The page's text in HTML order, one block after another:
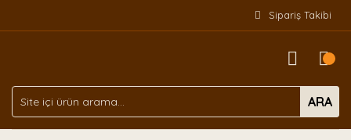
Sipariş Takibi
ARA